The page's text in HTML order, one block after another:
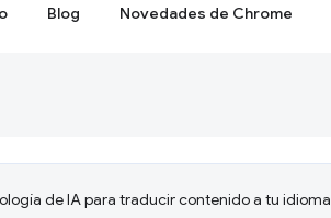
Blog Novedades de Chrome
de IA para traducir contenido a tu idioma